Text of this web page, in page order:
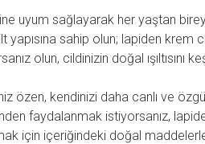
uyum sağlayarak her yaştan
yapısına sahip olun; lapiden krem
olun, cildinizin doğal ışıltısını
özen, kendinizi daha canlı ve
faydalanmak istiyorsanız,
için içeriğindeki doğal